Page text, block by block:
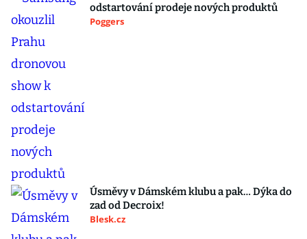
odstartování prodeje nových produktů
Poggers
Úsměvy v Dámském klubu a pak… Dýka do
zad od Decroix!
Blesk.cz